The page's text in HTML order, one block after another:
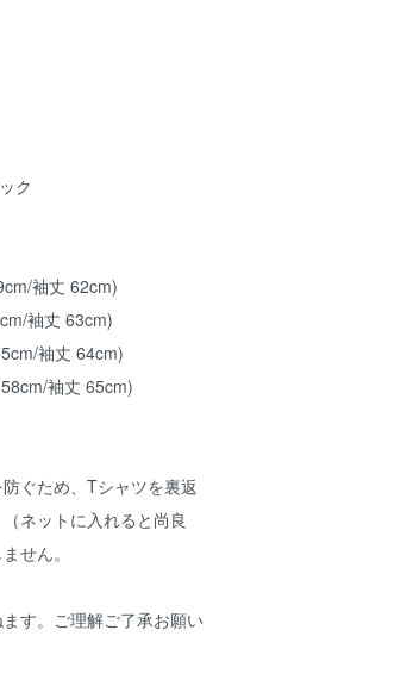
ク
袖丈 62cm)
袖丈 63cm)
袖丈 64cm)
袖丈 65cm)
ぐため、Tシャツを裏返
ネットに入れると尚良
せん。
す。ご理解ご了承お願い